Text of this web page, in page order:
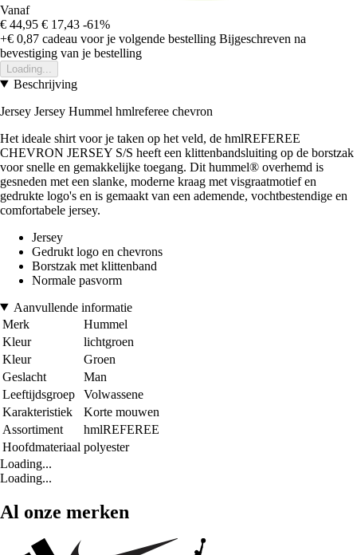
Vanaf
€ 44,95 € 17,43 -61%
+€ 0,87 cadeau voor je volgende bestelling Bijgeschreven na
bevestiging van je bestelling
Loading...
Beschrijving
Jersey Jersey Hummel hmlreferee chevron
Het ideale shirt voor je taken op het veld, de hmlREFEREE
CHEVRON JERSEY S/S heeft een klittenbandsluiting op de borstzak
voor snelle en gemakkelijke toegang. Dit hummel® overhemd is
gesneden met een slanke, moderne kraag met visgraatmotief en
gedrukte logo's en is gemaakt van een ademende, vochtbestendige en
comfortabele jersey.
Jersey
Gedrukt logo en chevrons
Borstzak met klittenband
Normale pasvorm
Aanvullende informatie
Merk
Hummel
Kleur
lichtgroen
Kleur
Groen
Geslacht
Man
Leeftijdsgroep
Volwassene
Karakteristiek
Korte mouwen
Assortiment
hmlREFEREE
Hoofdmateriaal polyester
Loading...
Loading...
Al onze merken